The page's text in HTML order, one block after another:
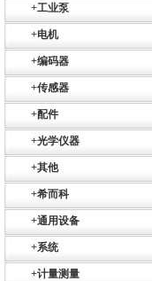
+工业泵
+电机
+编码器
+传感器
+配件
+光学仪器
+其他
+希而科
+通用设备
+系统
+计量测量
德国HBM
ZIGOR